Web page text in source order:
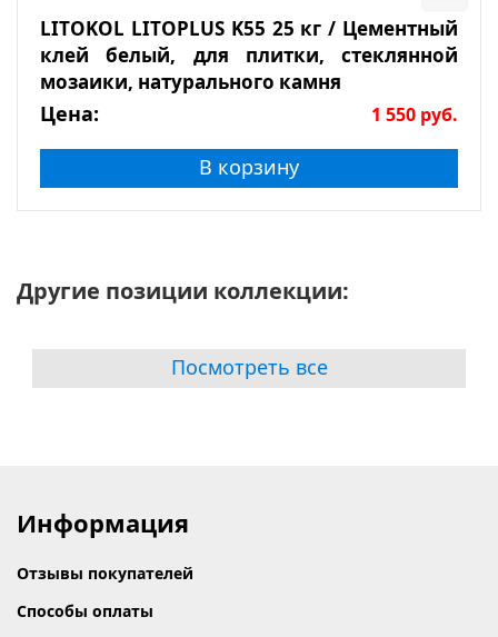
LITOKOL LITOPLUS K55 25 кг / Цементный
клей белый, для плитки, стеклянной
мозаики, натурального камня
Цена: 1 550 руб.
В корзину
Другие позиции коллекции:
Посмотреть все
Информация
Отзывы покупателей
Способы оплаты